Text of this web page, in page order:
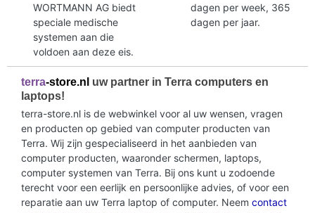
WORTMANN AG biedt
speciale medische
systemen aan die
voldoen aan deze eis.
dagen per week, 365
dagen per jaar.
terra-store.nl uw partner in Terra computers en
laptops!
terra-store.nl is de webwinkel voor al uw wensen, vragen
en producten op gebied van computer producten van
Terra. Wij zijn gespecialiseerd in het aanbieden van
computer producten, waaronder schermen, laptops,
computer systemen van Terra. Bij ons kunt u zodoende
terecht voor een eerlijk en persoonlijke advies, of voor een
reparatie aan uw Terra laptop of computer. Neem contact